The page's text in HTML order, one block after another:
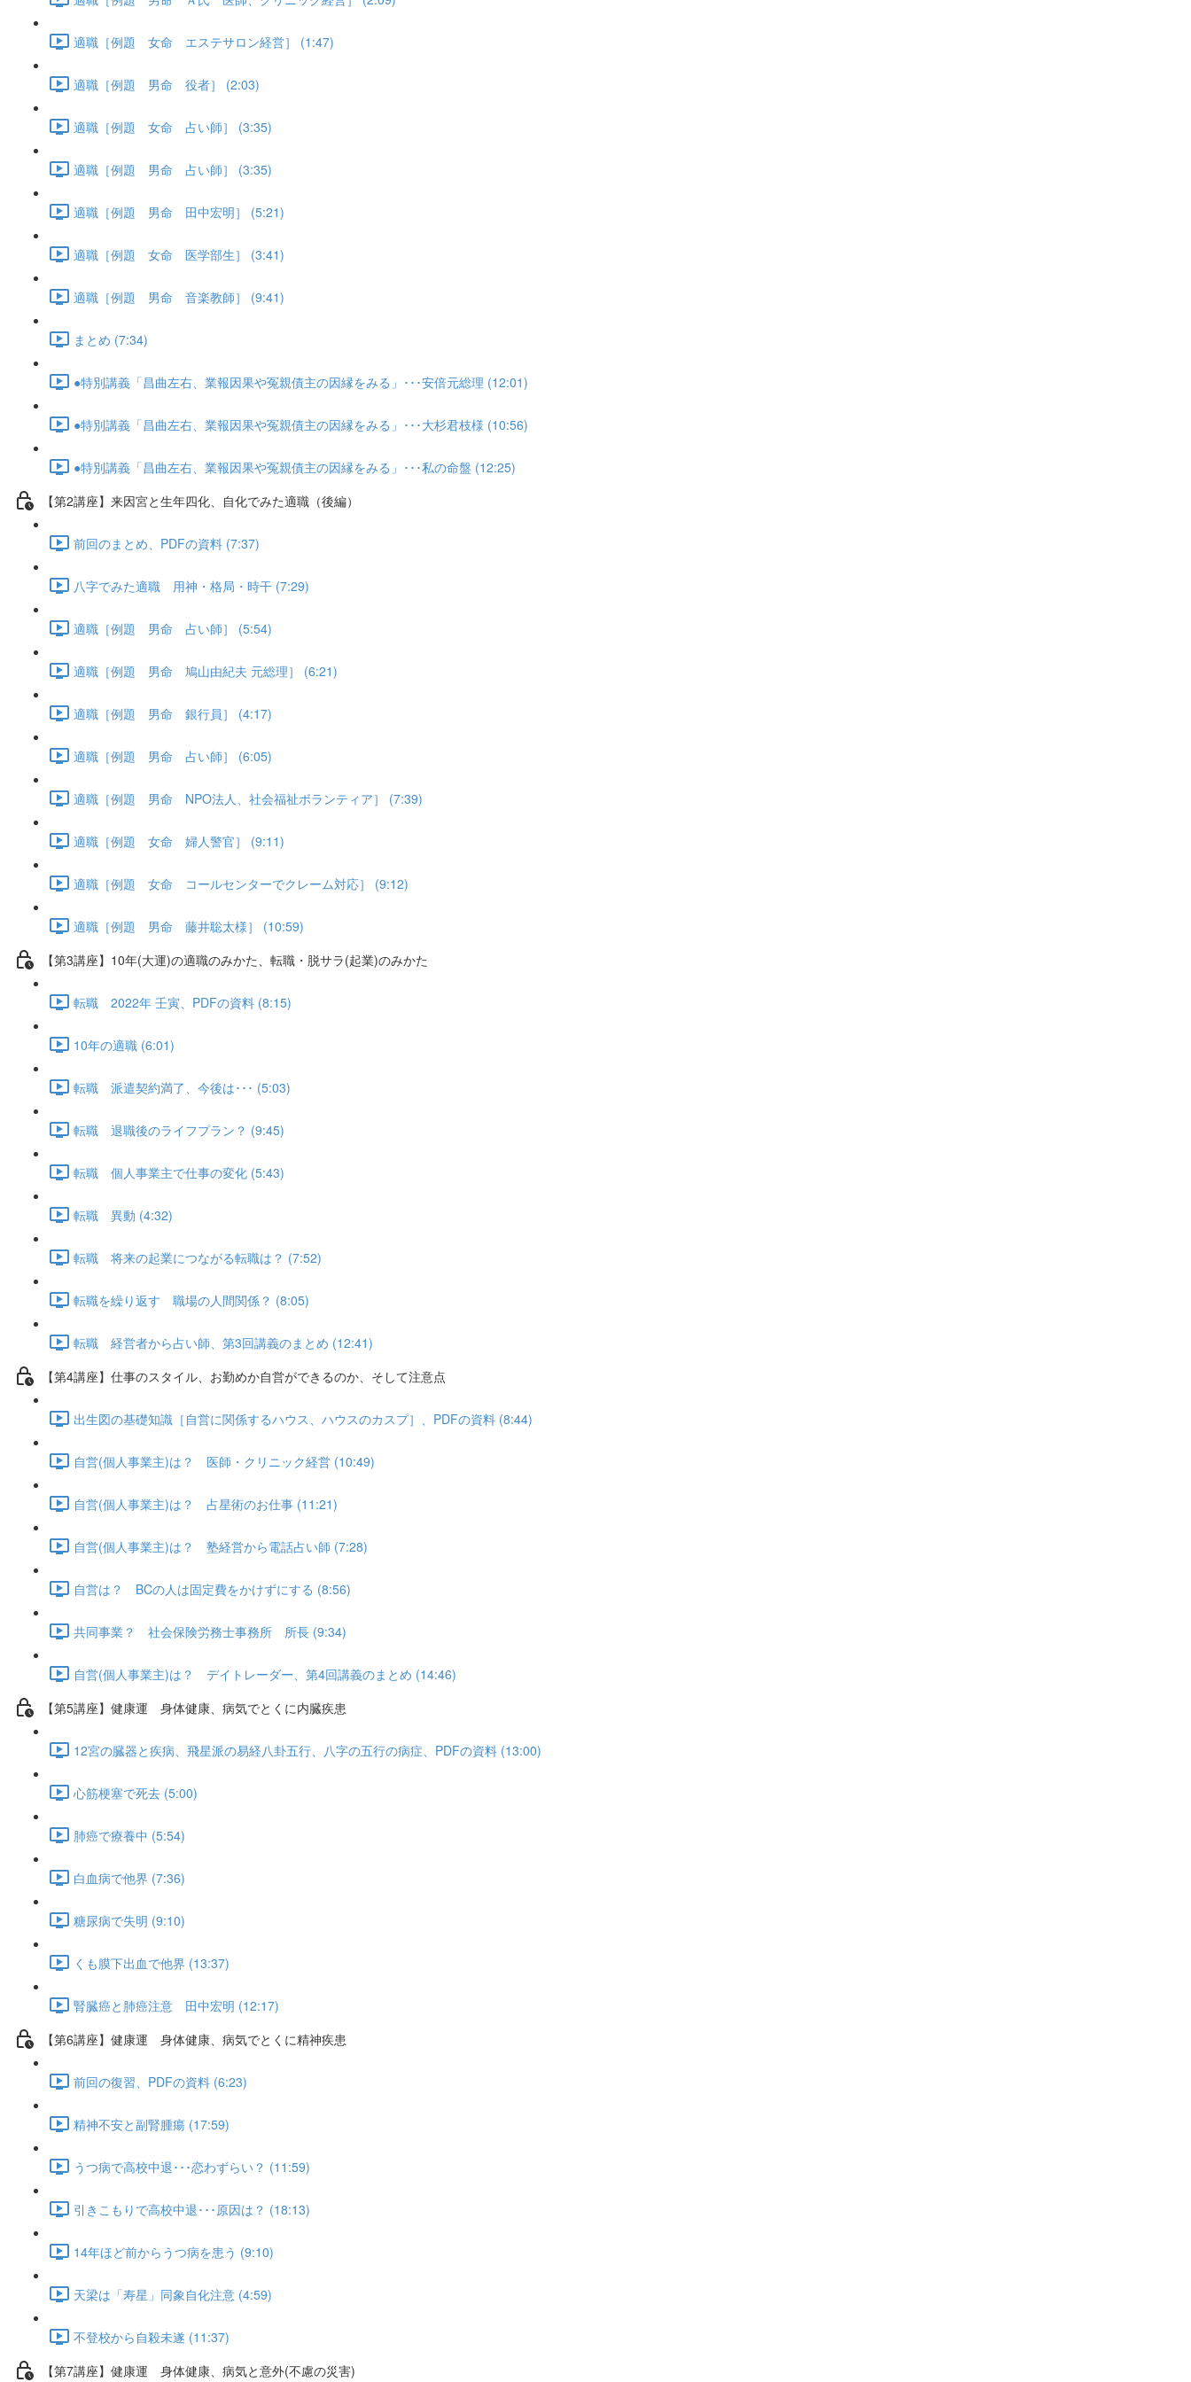
適職［例題 女命 エステサロン経営］ (1:47)
適職［例題 男命 役者］ (2:03)
適職［例題 女命 占い師］ (3:35)
適職［例題 男命 占い師］ (3:35)
適職［例題 男命 田中宏明］ (5:21)
適職［例題 女命 医学部生］ (3:41)
適職［例題 男命 音楽教師］ (9:41)
まとめ (7:34)
●特別講義「昌曲左右、業報因果や冤親債主の因縁をみる」･･･安倍元総理 (12:01)
●特別講義「昌曲左右、業報因果や冤親債主の因縁をみる」･･･大杉君枝様 (10:56)
●特別講義「昌曲左右、業報因果や冤親債主の因縁をみる」･･･私の命盤 (12:25)
【第2講座】来因宮と生年四化、自化でみた適職（後編）
前回のまとめ、PDFの資料 (7:37)
八字でみた適職 用神・格局・時干 (7:29)
適職［例題 男命 占い師］ (5:54)
適職［例題 男命 鳩山由紀夫 元総理］ (6:21)
適職［例題 男命 銀行員］ (4:17)
適職［例題 男命 占い師］ (6:05)
適職［例題 男命 NPO法人、社会福祉ボランティア］ (7:39)
適職［例題 女命 婦人警官］ (9:11)
適職［例題 女命 コールセンターでクレーム対応］ (9:12)
適職［例題 男命 藤井聡太様］ (10:59)
【第3講座】10年(大運)の適職のみかた、転職・脱サラ(起業)のみかた
転職 2022年 壬寅、PDFの資料 (8:15)
10年の適職 (6:01)
転職 派遣契約満了、今後は･･･ (5:03)
転職 退職後のライフプラン？ (9:45)
転職 個人事業主で仕事の変化 (5:43)
転職 異動 (4:32)
転職 将来の起業につながる転職は？ (7:52)
転職を繰り返す 職場の人間関係？ (8:05)
転職 経営者から占い師、第3回講義のまとめ (12:41)
【第4講座】仕事のスタイル、お勤めか自営ができるのか、そして注意点
出生図の基礎知識［自営に関係するハウス、ハウスのカスプ］、PDFの資料 (8:44)
自営(個人事業主)は？ 医師・クリニック経営 (10:49)
自営(個人事業主)は？ 占星術のお仕事 (11:21)
自営(個人事業主)は？ 塾経営から電話占い師 (7:28)
自営は？ BCの人は固定費をかけずにする (8:56)
共同事業？ 社会保険労務士事務所 所長 (9:34)
自営(個人事業主)は？ デイトレーダー、第4回講義のまとめ (14:46)
【第5講座】健康運 身体健康、病気でとくに内臓疾患
12宮の臓器と疾病、飛星派の易経八卦五行、八字の五行の病症、PDFの資料 (13:00)
心筋梗塞で死去 (5:00)
肺癌で療養中 (5:54)
白血病で他界 (7:36)
糖尿病で失明 (9:10)
くも膜下出血で他界 (13:37)
腎臓癌と肺癌注意 田中宏明 (12:17)
【第6講座】健康運 身体健康、病気でとくに精神疾患
前回の復習、PDFの資料 (6:23)
精神不安と副腎腫瘍 (17:59)
うつ病で高校中退･･･恋わずらい？ (11:59)
引きこもりで高校中退･･･原因は？ (18:13)
14年ほど前からうつ病を患う (9:10)
天梁は「寿星」同象自化注意 (4:59)
不登校から自殺未遂 (11:37)
【第7講座】健康運 身体健康、病気と意外(不慮の災害)